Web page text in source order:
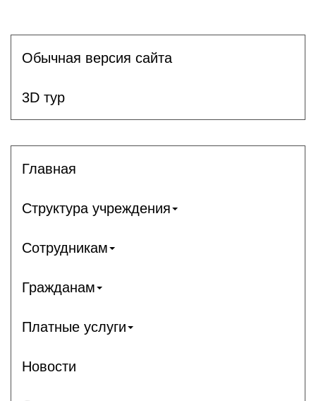
Обычная версия сайта
3D тур
Главная
Структура учреждения
Сотрудникам
Гражданам
Платные услуги
Новости